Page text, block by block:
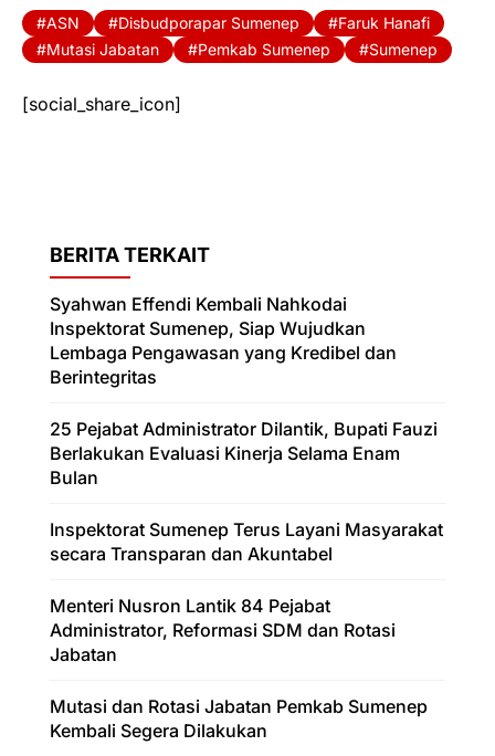
ASN Disbudporapar Sumenep
Faruk Hanafi
Mutasi Jabatan
Pemkab Sumenep Sumenep
[social_share_icon]
BERITA TERKAIT
Syahwan Effendi Kembali Nahkodai
Inspektorat Sumenep, Siap Wujudkan
Lembaga Pengawasan yang Kredibel dan
Berintegritas
25 Pejabat Administrator Dilantik, Bupati Fauzi
Berlakukan Evaluasi Kinerja Selama Enam
Bulan
Inspektorat Sumenep Terus Layani Masyarakat
secara Transparan dan Akuntabel
Menteri Nusron Lantik 84 Pejabat
Administrator, Reformasi SDM dan Rotasi
Jabatan
Mutasi dan Rotasi Jabatan Pemkab Sumenep
Kembali Segera Dilakukan